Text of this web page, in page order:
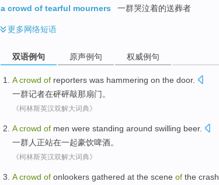
a crowd of tearful mourners
一群哭泣着的送葬者
更多网络短语
双语例句 原声例句 权威例句
A crowd of reporters was hammering on the door.
一群记者在砰砰敲那扇门。
《柯林斯英汉双解大词典》
A crowd of men were standing around swilling beer.
一群人正站在一起豪饮啤酒。
《柯林斯英汉双解大词典》
A crowd of onlookers gathered at the scene of the crash